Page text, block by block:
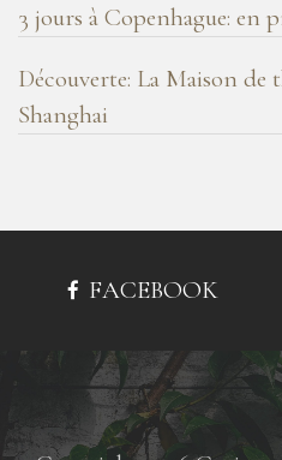
3 jours à Copenhague: en
Découverte: La Maison de
Shanghai
FACEBOOK